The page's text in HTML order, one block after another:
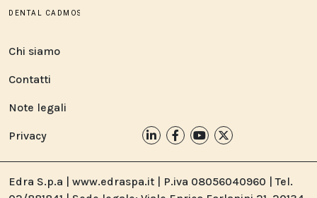
Chi siamo
Contatti
Note legali
Privacy
Edra S.p.a | www.edraspa.it | P.iva 08056040960 | Tel.